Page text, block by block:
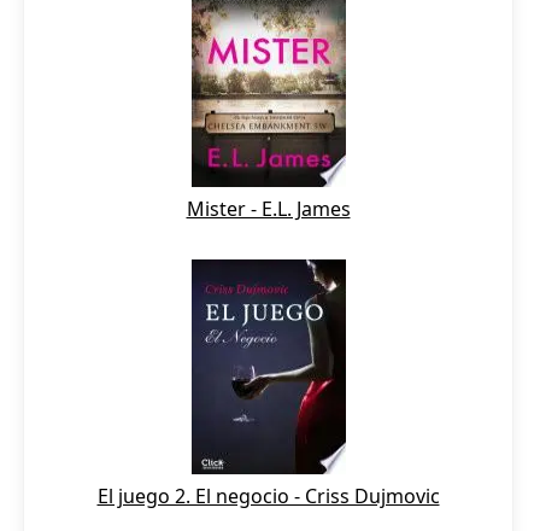
Mister - E.L. James
El juego 2. El negocio - Criss Dujmovic